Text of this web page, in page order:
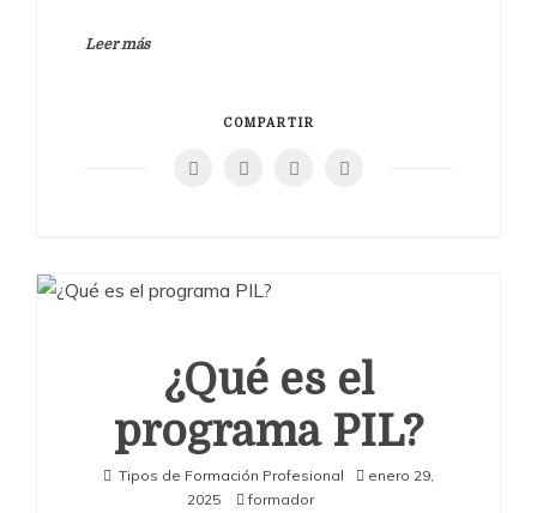
Leer más
COMPARTIR
¿Qué es el
programa PIL?
Tipos de Formación Profesional
enero 29,
2025
formador